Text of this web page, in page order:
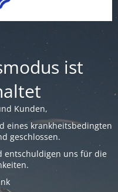
ist
Kunden,
eines krankheitsbedingten
geschlossen.
entschuldigen uns für die